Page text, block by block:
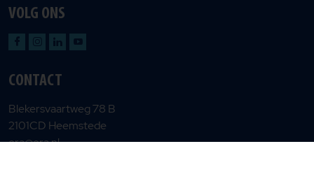
VOLG ONS
CONTACT
Blekersvaartweg 78 B
2101CD Heemstede
era@era.nl